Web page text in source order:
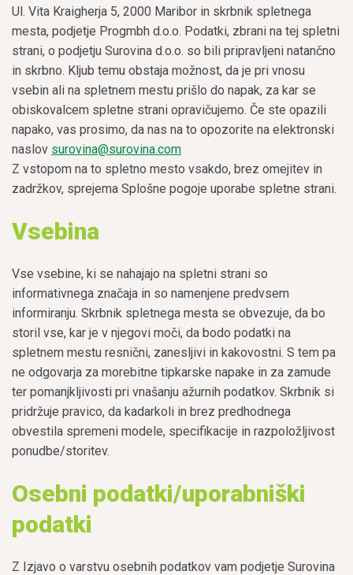
Ul. Vita Kraigherja 5, 2000 Maribor in skrbnik spletnega
mesta, podjetje Progmbh d.o.o. Podatki, zbrani na tej spletni
strani, o podjetju Surovina d.o.o. so bili pripravljeni natančno
in skrbno. Kljub temu obstaja možnost, da je pri vnosu
vsebin ali na spletnem mestu prišlo do napak, za kar se
obiskovalcem spletne strani opravičujemo. Če ste opazili
napako, vas prosimo, da nas na to opozorite na elektronski
naslov surovina@surovina.com
Z vstopom na to spletno mesto vsakdo, brez omejitev in
zadržkov, sprejema Splošne pogoje uporabe spletne strani.
Vsebina
Vse vsebine, ki se nahajajo na spletni strani so
informativnega značaja in so namenjene predvsem
informiranju. Skrbnik spletnega mesta se obvezuje, da bo
storil vse, kar je v njegovi moči, da bodo podatki na
spletnem mestu resnični, zanesljivi in kakovostni. S tem pa
ne odgovarja za morebitne tipkarske napake in za zamude
ter pomanjkljivosti pri vnašanju ažurnih podatkov. Skrbnik si
pridržuje pravico, da kadarkoli in brez predhodnega
obvestila spremeni modele, specifikacije in razpoložljivost
ponudbe/storitev.
Osebni podatki/uporabniški
podatki
Z Izjavo o varstvu osebnih podatkov vam podjetje Surovina